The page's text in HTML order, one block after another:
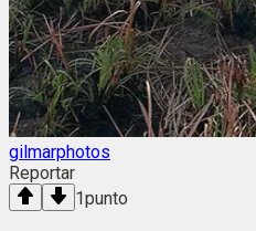
gilmarphotos
Reportar
1punto